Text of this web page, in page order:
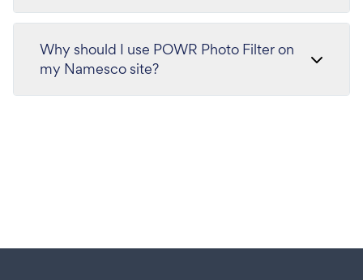
Why should I use POWR Photo Filter on
my Namesco site?